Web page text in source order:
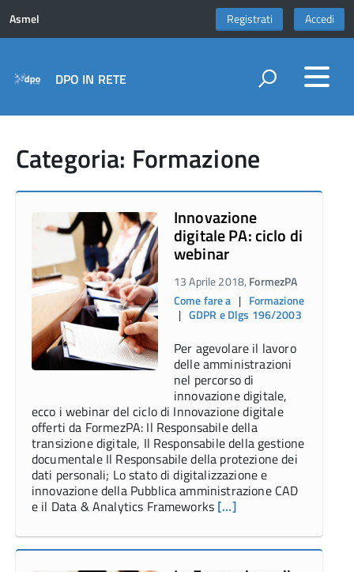
Asmel Registrati Accedi
DPO IN RETE
Categoria: Formazione
Innovazione
digitale PA: ciclo di
webinar
13 Aprile 2018, FormezPA
Come fare a | Formazione
| GDPR e Dlgs 196/2003
Per agevolare il lavoro
delle amministrazioni
nel percorso di
innovazione digitale,
ecco i webinar del ciclo di Innovazione digitale
offerti da FormezPA: Il Responsabile della
transizione digitale, Il Responsabile della gestione
documentale Il Responsabile della protezione dei
dati personali; Lo stato di digitalizzazione e
innovazione della Pubblica amministrazione CAD
e il Data & Analytics Frameworks […]